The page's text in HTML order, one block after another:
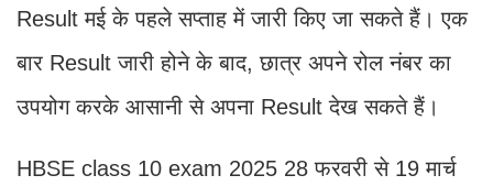
Result मई के पहले सप्ताह में जारी किए जा सकते हैं। एक
बार Result जारी होने के बाद, छात्र अपने रोल नंबर का
उपयोग करके आसानी से अपना Result देख सकते हैं।
HBSE class 10 exam 2025 28 फरवरी से 19 मार्च